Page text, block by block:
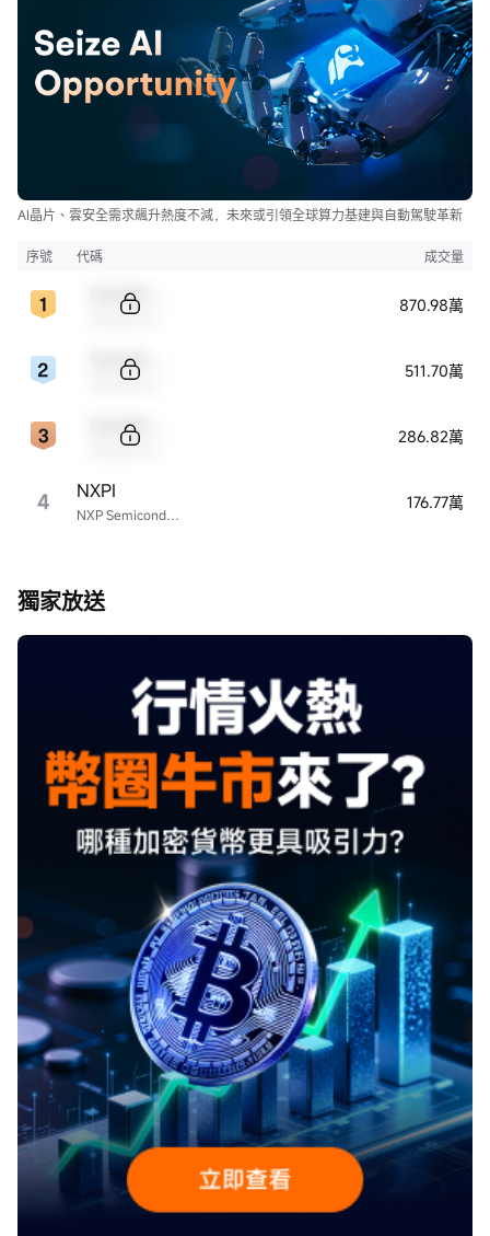
AI晶片、雲安全需求飆升熱度不減，未來或引領全球算力基建與自動駕駛革新
序號 代碼 成交量
870.98萬
511.70萬
286.82萬
4 NXP Semiconductors
NXPI 176.77萬
獨家放送